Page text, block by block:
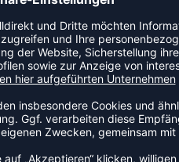
mit
setzt optische Akzente,
Raglanärmel
innovative 2face Dry Tech
transportiert wird.
mit unseren